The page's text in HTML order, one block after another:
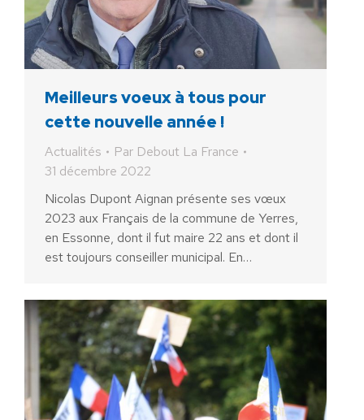
Meilleurs voeux à tous pour
cette nouvelle année !
Actualités Par Debout La France
31 décembre 2022
Nicolas Dupont Aignan présente ses vœux
2023 aux Français de la commune de Yerres,
en Essonne, dont il fut maire 22 ans et dont il
est toujours conseiller municipal. En…